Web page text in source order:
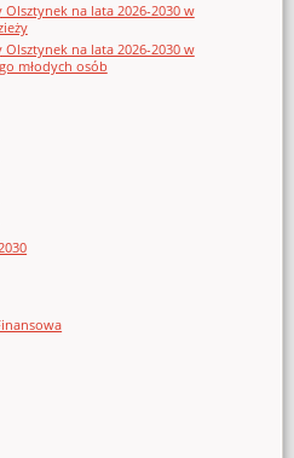
na lata 2026-2030 w
na lata 2026-2030 w
młodych osób